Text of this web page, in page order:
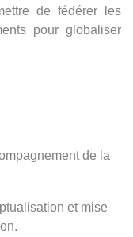
de fédérer les
pour globaliser
de la
et mise